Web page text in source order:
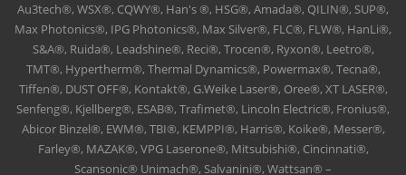
Au3tech®, WSX®, CQWY®, Han's ®, HSG®, Amada®, QILIN®, SUP®,
Max Photonics®, IPG Photonics®, Max Silver®, FLC®, FLW®, HanLi®,
S&A®, Ruida®, Leadshine®, Reci®, Trocen®, Ryxon®, Leetro®,
TMT®, Hypertherm®, Thermal Dynamics®, Powermax®, Tecna®,
Tiffen®, DUST OFF®, Kontakt®, G.Weike Laser®, Oree®, XT LASER®,
Senfeng®, Kjellberg®, ESAB®, Trafimet®, Lincoln Electric®, Fronius®,
Abicor Binzel®, EWM®, TBI®, KEMPPI®, Harris®, Koike®, Messer®,
Farley®, MAZAK®, VPG Laserone®, Mitsubishi®, Cincinnati®,
Scansonic® Unimach®, Salvanini®, Wattsan® –